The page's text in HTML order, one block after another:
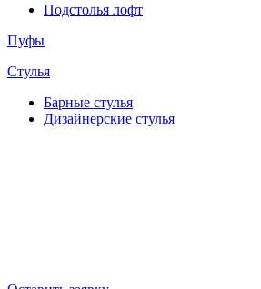
Подстолья лофт
Пуфы
Стулья
Барные cтулья
Дизайнерские cтулья